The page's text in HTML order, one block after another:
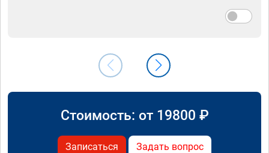
Стоимость: от 19800 ₽
Записаться Задать вопрос